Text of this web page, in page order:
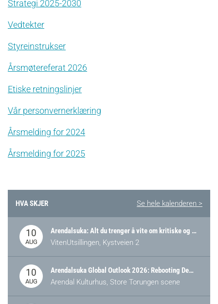
Strategi 2025-2030
Vedtekter
Styreinstrukser
Årsmøtereferat 2026
Etiske retningslinjer
Vår personvernerklæring
Årsmelding for 2024
Årsmelding for 2025
HVA SKJER Se hele kalenderen >
10
AUG
Arendalsuka: Alt du trenger å vite om kritiske og strategiske verdikjeder i Norge
VitenUtsillingen, Kystveien 2
10
AUG
Arendalsuka Global Outlook 2026: Rebooting Democracy for a New World Order
Arendal Kulturhus, Store Torungen scene